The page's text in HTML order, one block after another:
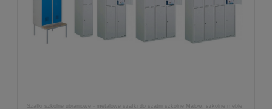
Szafki szkolne ubraniowe - metalowe szafki do szatni szkolne Malow, szkolne meble